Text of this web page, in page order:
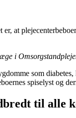
at
i
som
spiselyst og
til alle